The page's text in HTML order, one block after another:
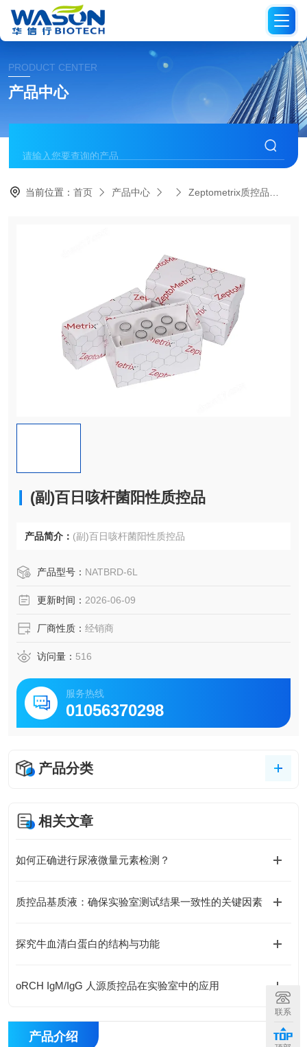
PRODUCT CENTER
产品中心
当前位置：首页 产品中心 Zeptometrix质控品
(副)百日咳杆菌阳性质控品
产品简介： (副)百日咳杆菌阳性质控品
产品型号： NATBRD-6L
更新时间： 2026-06-09
厂商性质： 经销商
访问量： 516
服务热线
01056370298
产品分类
相关文章
如何正确进行尿液微量元素检测？
质控品基质液：确保实验室测试结果一致性的关键因素
探究牛血清白蛋白的结构与功能
oRCH IgM/IgG 人源质控品在实验室中的应用
产品介绍
联系